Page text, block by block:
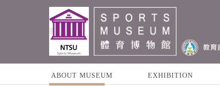
ABOUT MUSEUM
EXHIBITION